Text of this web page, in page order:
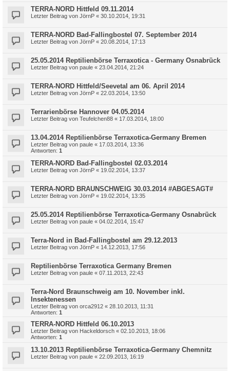
TERRA-NORD Hittfeld 09.11.2014
Letzter Beitrag von JörnP « 30.10.2014, 19:31
TERRA-NORD Bad-Fallingbostel 07. September 2014
Letzter Beitrag von JörnP « 20.08.2014, 17:13
25.05.2014 Reptilienbörse Terraxotica - Germany Osnabrück
Letzter Beitrag von paule « 23.04.2014, 21:24
TERRA-NORD Hittfeld/Seevetal am 06. April 2014
Letzter Beitrag von JörnP « 22.03.2014, 13:50
Terrarienbörse Hannover 04.05.2014
Letzter Beitrag von Teufelchen88 « 17.03.2014, 18:00
13.04.2014 Reptilienbörse Terraxotica-Germany Bremen
Letzter Beitrag von paule « 17.03.2014, 13:36
Antworten: 1
TERRA-NORD Bad-Fallingbostel 02.03.2014
Letzter Beitrag von JörnP « 19.02.2014, 13:37
TERRA-NORD BRAUNSCHWEIG 30.03.2014 #ABGESAGT#
Letzter Beitrag von JörnP « 19.02.2014, 13:35
25.05.2014 Reptilienbörse Terraxotica-Germany Osnabrück
Letzter Beitrag von paule « 04.02.2014, 15:47
Terra-Nord in Bad-Fallingbostel am 29.12.2013
Letzter Beitrag von JörnP « 14.12.2013, 17:56
Reptilienbörse Terraxotica Germany Bremen
Letzter Beitrag von paule « 07.11.2013, 22:43
Terra-Nord Braunschweig am 10. November inkl.
Insektenessen
Letzter Beitrag von orca2912 « 28.10.2013, 11:31
Antworten: 1
TERRA-NORD Hittfeld 06.10.2013
Letzter Beitrag von Hackeldorsch « 02.10.2013, 18:06
Antworten: 1
13.10.2013 Reptilienbörse Terraxotica-Germany Chemnitz
Letzter Beitrag von paule « 22.09.2013, 16:19